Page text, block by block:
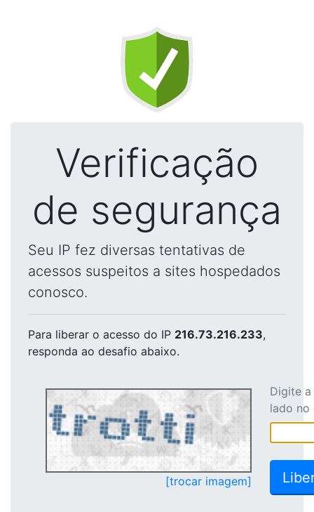
Verificação
de segurança
Seu IP fez diversas tentativas de
acessos suspeitos a sites hospedados
conosco.
Para liberar o acesso do IP 216.73.216.233,
responda ao desafio abaixo.
[trocar imagem]
Digite
lado no